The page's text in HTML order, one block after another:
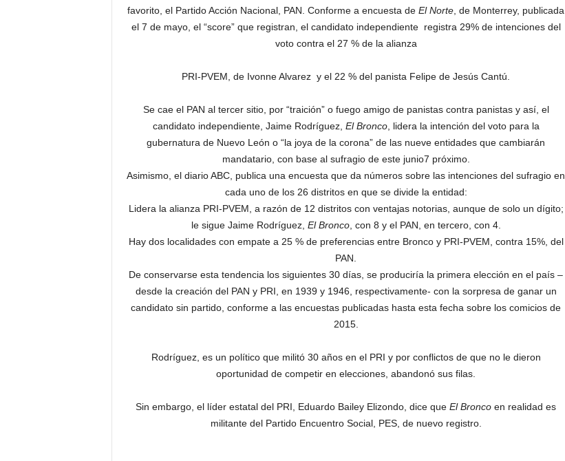
favorito, el Partido Acción Nacional, PAN. Conforme a encuesta de El Norte , de Monterrey, publicada
el 7 de mayo, el “score” que registran, el candidato independiente registra 29% de intenciones del
voto contra el 27 % de la alianza
PRI-PVEM, de Ivonne Alvarez y el 22 % del panista Felipe de Jesús Cantú.
Se cae el PAN al tercer sitio, por “traición” o fuego amigo de panistas contra panistas y así, el
candidato independiente, Jaime Rodríguez, El Bronco, lidera la intención del voto para la
gubernatura de Nuevo León o “la joya de la corona” de las nueve entidades que cambiarán
mandatario, con base al sufragio de este junio7 próximo.
Asimismo, el diario ABC, publica una encuesta que da números sobre las intenciones del sufragio en
cada uno de los 26 distritos en que se divide la entidad:
Lidera la alianza PRI-PVEM, a razón de 12 distritos con ventajas notorias, aunque de solo un dígito;
le sigue Jaime Rodríguez, El Bronco, con 8 y el PAN, en tercero, con 4.
Hay dos localidades con empate a 25 % de preferencias entre Bronco y PRI-PVEM, contra 15%, del
PAN.
De conservarse esta tendencia los siguientes 30 días, se produciría la primera elección en el país –
desde la creación del PAN y PRI, en 1939 y 1946, respectivamente- con la sorpresa de ganar un
candidato sin partido, conforme a las encuestas publicadas hasta esta fecha sobre los comicios de
2015.
Rodríguez, es un político que militó 30 años en el PRI y por conflictos de que no le dieron
oportunidad de competir en elecciones, abandonó sus filas.
Sin embargo, el líder estatal del PRI, Eduardo Bailey Elizondo, dice que El Bronco en realidad es
militante del Partido Encuentro Social, PES, de nuevo registro.